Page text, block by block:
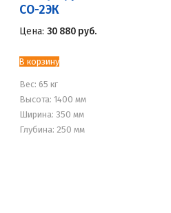
СО-2ЭК
Цена: 30 880 руб.
В корзину
Вес: 65 кг
Высота: 1400 мм
Ширина: 350 мм
Глубина: 250 мм